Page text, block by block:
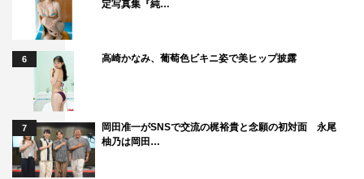
べた。
いっぽう、西島の熱演に応えるよう、レスラーたちも長時
間におよぶ撮影を完遂したが、4人は西島の身体能力の高
さを口々に絶賛。真壁選手は、「すべての動きからひしひ
しとこだわりを感じ、プロの中のプロだなと思いました。
まざまざと才能を見せつけられた！」と感心しきり。
定写真集『純…
6 高崎かなみ、葡萄色ビキニ姿で美ヒップ披露
7
岡田准一がSNSで交流の梶裕貴と念願の初対面 永尾
柚乃は岡田…